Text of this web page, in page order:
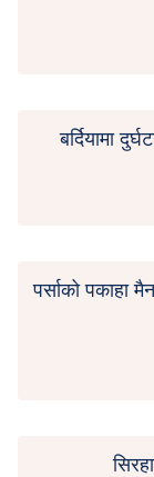
बर्दियामा
पर्साको पकाहा